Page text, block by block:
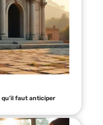
faut anticiper